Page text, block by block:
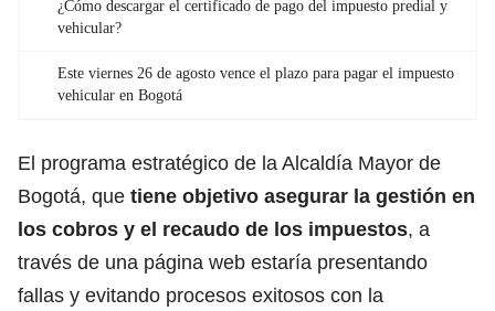
¿Cómo descargar el certificado de pago del impuesto predial y
vehicular?
Este viernes 26 de agosto vence el plazo para pagar el impuesto
vehicular en Bogotá
El programa estratégico de la Alcaldía Mayor de
Bogotá, que tiene objetivo asegurar la gestión en
los cobros y el recaudo de los impuestos, a
través de una página web estaría presentando
fallas y evitando procesos exitosos con la